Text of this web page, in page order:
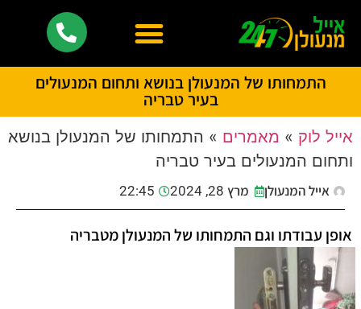
התמחותו של המנעולן בנושא ותחום המנעולים
בעיר טבריה
אייל לוק » מאמרים » התמחותו של המנעולן בנושא
ותחום המנעולים בעיר טבריה
אייל המנעולן מרץ 28, 2024 22:45
אופן עבודתו וגם התמחותו של המנעולן מטבריה